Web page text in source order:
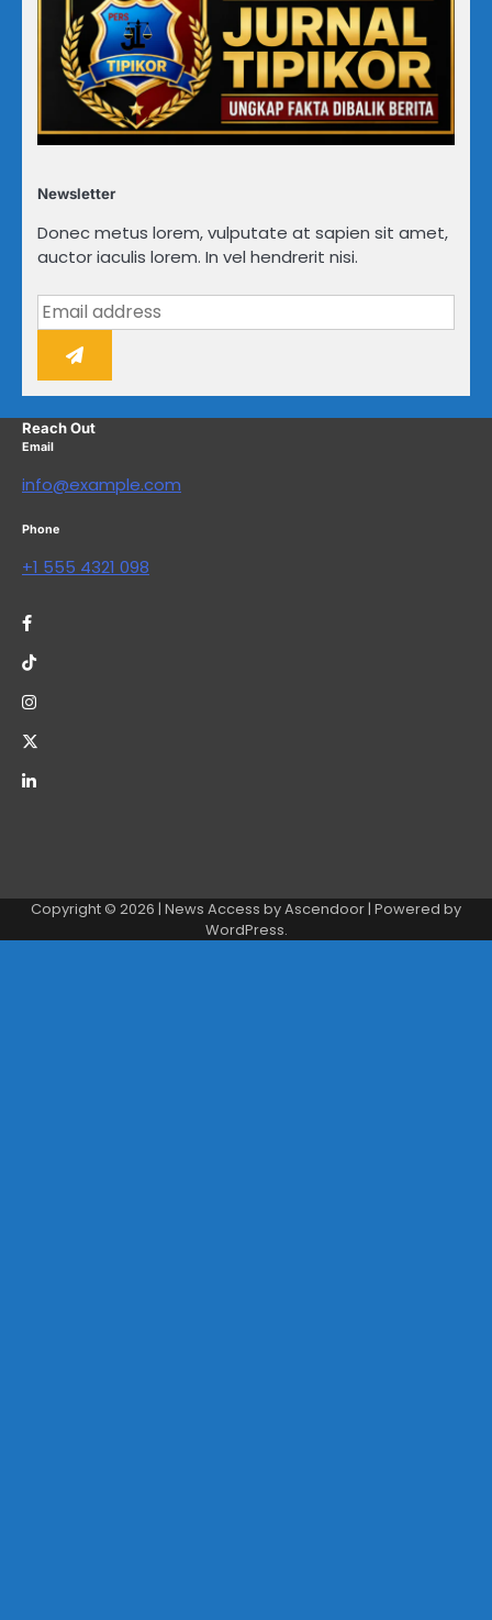
Newsletter
Donec metus lorem, vulputate at sapien sit amet,
auctor iaculis lorem. In vel hendrerit nisi.
Reach Out
Email
info@example.com
Phone
+1 555 4321 098
Copyright © 2026 | News Access byAscendoor | Powered by
WordPress.